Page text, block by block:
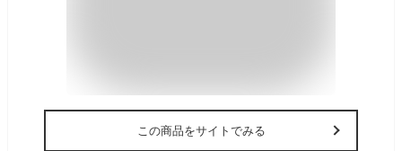
この商品をサイトでみる